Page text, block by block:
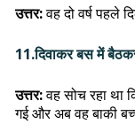
उत्तर:वह दो वर्ष पहले
11.दिवाकर बस में
उत्तर:वह सोच रहा था
गई और अब वह बाकी